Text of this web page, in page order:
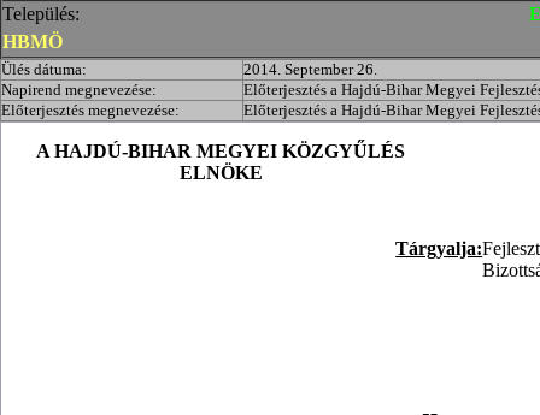
Település:
HBMÖ
Ülés dátuma:
2014. September 26.
Napirend megnevezése:
Előterjesztés a Hajdú-Bihar Megyei
Előterjesztés megnevezése:
Előterjesztés a Hajdú-Bihar Megyei